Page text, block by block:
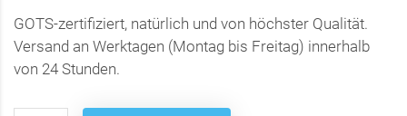
GOTS-zertifiziert, natürlich und von höchster Qualität.
Versand an Werktagen (Montag bis Freitag) innerhalb
von 24 Stunden.